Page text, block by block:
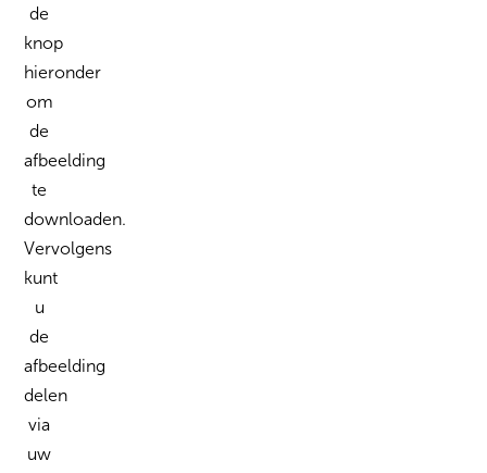
de
knop
hieronder
om
de
afbeelding
te
downloaden.
Vervolgens
kunt
u
de
afbeelding
delen
via
uw